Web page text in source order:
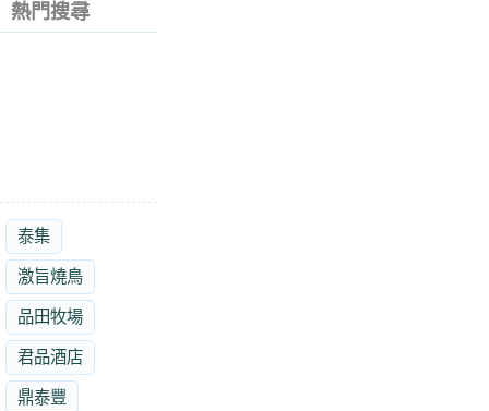
熱門搜尋
泰集
激旨燒鳥
品田牧場
君品酒店
鼎泰豐